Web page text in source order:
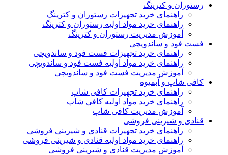
رستوران و کترینگ
راهنمای خرید تجهیزات رستوران و کترینگ
راهنمای خرید مواد اولیه رستوران و کترینگ
آموزش مدیریت رستوران و کترینگ
فست فود و ساندویچی
راهنمای خرید تجهیزات فست فود و ساندویچی
راهنمای خرید مواد اولیه فست فود و ساندویچی
آموزش مدیریت فست فود و ساندویچی
کافی شاپ و آبمیوه
راهنمای خرید تجهیزات کافی شاپ
راهنمای خرید مواد اولیه کافی‌ شاپ‌
آموزش مدیریت کافی شاپ
قنادی و شیرینی فروشی
راهنمای خرید تجهیزات قنادی و شیرینی فروشی
راهنمای خرید مواد اولیه قنادی و شیرینی فروشی
آموزش مدیریت قنادی و شیرینی فروشی